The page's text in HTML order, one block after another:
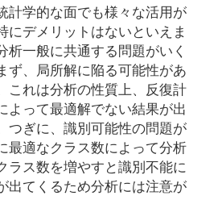
計学的な面でも様々な活用が
にデメリットはないといえま
析一般に共通する問題がいく
ず、局所解に陥る可能性があ
これは分析の性質上、反復計
よって最適解でない結果が出
つぎに、識別可能性の問題が
最適なクラス数によって分析
ラス数を増やすと識別不能に
出てくるため分析には注意が